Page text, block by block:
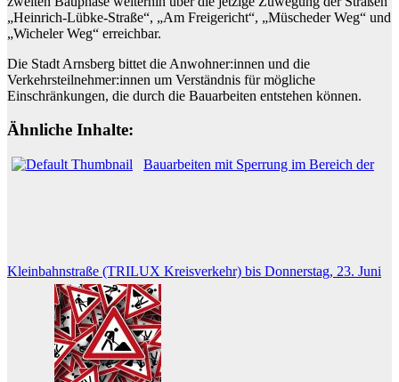
„Heinrich-Lübke-Straße“, „Am Freigericht“, „Müscheder Weg“ und
„Wicheler Weg“ erreichbar.
Die Stadt Arnsberg bittet die Anwohner:innen und die
Verkehrsteilnehmer:innen um Verständnis für mögliche
Einschränkungen, die durch die Bauarbeiten entstehen können.
Ähnliche Inhalte:
Bauarbeiten mit Sperrung im Bereich der
Kleinbahnstraße (TRILUX Kreisverkehr) bis Donnerstag, 23. Juni